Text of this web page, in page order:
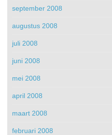
september 2008
augustus 2008
juli 2008
juni 2008
mei 2008
april 2008
maart 2008
februari 2008